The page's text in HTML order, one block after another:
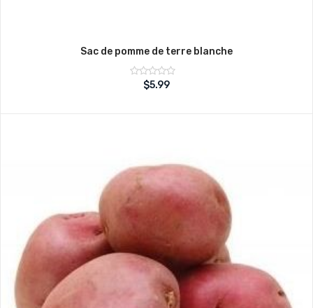
Sac de pomme de terre blanche
Note
sur
$5.99